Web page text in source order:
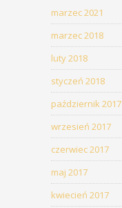
marzec 2021
marzec 2018
luty 2018
styczeń 2018
październik 2017
wrzesień 2017
czerwiec 2017
maj 2017
kwiecień 2017